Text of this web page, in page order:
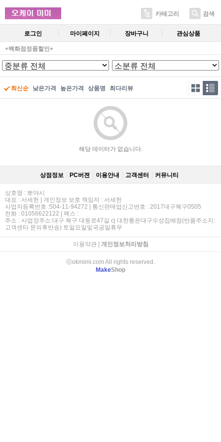
카테고리 검색
로그인 마이페이지 장바구니 관심상품
+백화점정품할인+
최신순 낮은가격 높은가격 상품명 최다리뷰
해당 데이터가 없습니다.
상점정보 PC버젼 이용안내 고객센터 커뮤니티
상호명 : 뽀야시
대표 : 서세헌 | 개인정보 보호 책임자 : 서세헌
사업자등록번호 :504-11-94272 | 통신판매업신고번호 : 2017대구북구0505
전화 : 01056622122 | 팩스 :
주소 : 사업장주소:대구 북구 대동로47길 cj 대한통운대구수성집배점(반품주소지:
고객센타 문의후반송) 토일요일및국공일휴무
이용약관| 개인정보처리방침
ⓒokmimi.com All rights reserved.
MakeShop